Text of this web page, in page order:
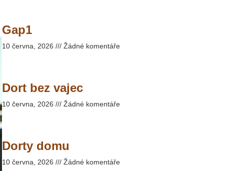
Gap1
10 června, 2026 Žádné komentáře
Dort bez vajec
10 června, 2026 Žádné komentáře
Dorty domu
10 června, 2026 Žádné komentáře